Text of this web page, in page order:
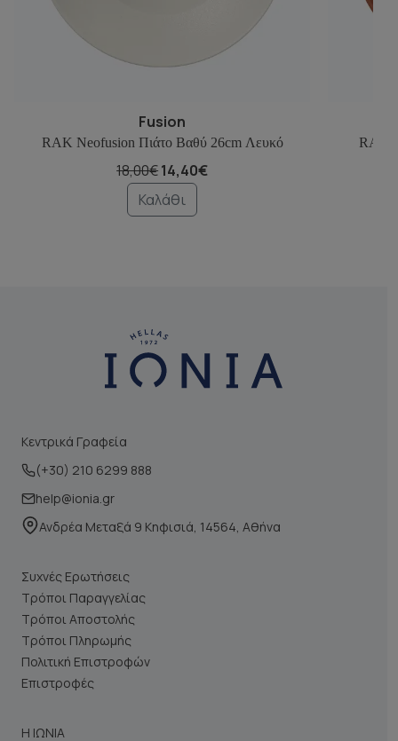
Fusion
RAK Neofusion Πιάτο Βαθύ 26cm Λευκό
18,00€14,40€
Καλάθι
RAK
Κεντρικά Γραφεία
(+30) 210 6299 888
help@ionia.gr
Ανδρέα Μεταξά 9 Κηφισιά, 14564, Αθήνα
Συχνές Ερωτήσεις
Τρόποι Παραγγελίας
Τρόποι Αποστολής
Τρόποι Πληρωμής
Πολιτική Επιστροφών
Επιστροφές
Η ΙΩΝΙΑ